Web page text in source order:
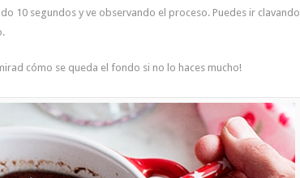
10 segundos y ve observando el proceso. Puedes ir clavando
cómo se queda el fondo si no lo haces mucho!